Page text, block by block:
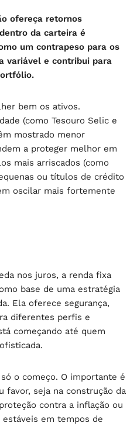
ofereça retornos
da carteira é
um contrapeso para os
variável e contribui para
bem os ativos.
(como Tesouro Selic e
mostrado menor
a proteger melhor em
mais arriscados (como
ou títulos de crédito
oscilar mais fortemente
nos juros, a renda fixa
base de uma estratégia
Ela oferece segurança,
diferentes perfis e
começando até quem
o começo. O importante é
favor, seja na construção da
contra a inflação ou
em tempos de